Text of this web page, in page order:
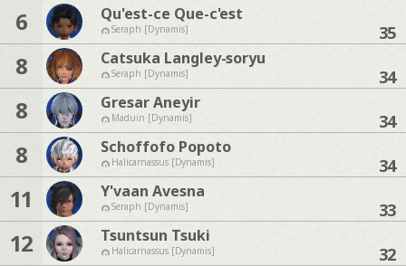
6 Qu'est-ce Que-c'est
Seraph [Dynamis] 35
8 Catsuka Langley-soryu
Seraph [Dynamis] 34
8 Gresar Aneyir
Maduin [Dynamis] 34
8 Schoffofo Popoto
Halicarnassus [Dynamis] 34
11 Y'vaan Avesna
Seraph [Dynamis] 33
12 Tsuntsun Tsuki
Halicarnassus [Dynamis] 32